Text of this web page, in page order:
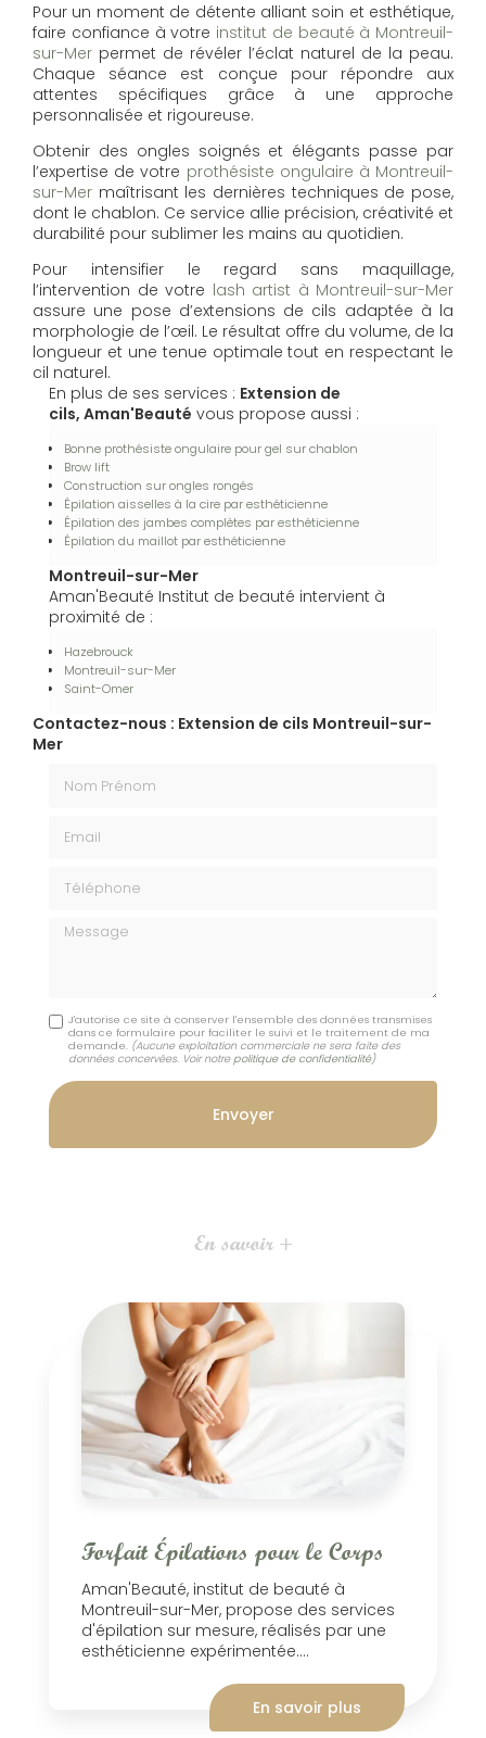
Pour un moment de détente alliant soin et esthétique,
faire confiance à votre institut de beauté à Montreuil-
sur-Mer permet de révéler l’éclat naturel de la peau.
Chaque séance est conçue pour répondre aux
attentes spécifiques grâce à une approche
personnalisée et rigoureuse.
Obtenir des ongles soignés et élégants passe par
l’expertise de votre prothésiste ongulaire à Montreuil-
sur-Mer maîtrisant les dernières techniques de pose,
dont le chablon. Ce service allie précision, créativité et
durabilité pour sublimer les mains au quotidien.
Pour intensifier le regard sans maquillage,
l’intervention de votre lash artist à Montreuil-sur-Mer
assure une pose d’extensions de cils adaptée à la
morphologie de l’œil. Le résultat offre du volume, de la
longueur et une tenue optimale tout en respectant le
cil naturel.
En plus de ses services : Extension de
cils, Aman'Beauté vous propose aussi :
Bonne prothésiste ongulaire pour gel sur chablon
Brow lift
Construction sur ongles rongés
Épilation aisselles à la cire par esthéticienne
Épilation des jambes complètes par esthéticienne
Épilation du maillot par esthéticienne
Montreuil-sur-Mer
Aman'Beauté Institut de beauté intervient à
proximité de :
Hazebrouck
Montreuil-sur-Mer
Saint-Omer
Contactez-nous : Extension de cils Montreuil-sur-
Mer
Message
J'autorise ce site à conserver l'ensemble des données transmises
dans ce formulaire pour faciliter le suivi et le traitement de ma
demande. (Aucune exploitation commerciale ne sera faite des
données concervées. Voir notre politique de confidentialité)
En savoir +
Forfait Épilations pour le Corps
Aman'Beauté, institut de beauté à
Montreuil-sur-Mer, propose des services
d'épilation sur mesure, réalisés par une
esthéticienne expérimentée....
En savoir plus